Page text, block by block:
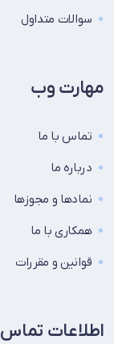
سوالات متداول
مهارت وب
تماس با ما
درباره ما
نماد‌ها و مجوزها
همکاری با ما
قوانین و مقررات
اطلاعات تماس